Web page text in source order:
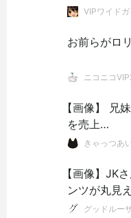
れるから？
VIPワイドガ
お前らがロ
ニコニコ
【画像】 兄
を売上…
きゃっつあ
【画像】JK
ンツが丸見
グッドルー